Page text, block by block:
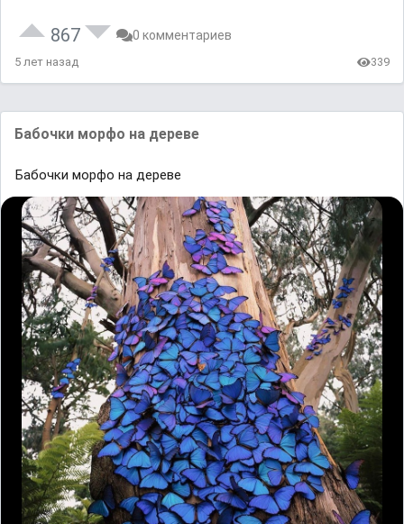
867 0 комментариев
5 лет назад 339
Бaбочки морфо нa дереве
Бaбочки морфо нa дереве